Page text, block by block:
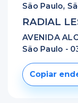
São Paulo,
RADIAL
AVENIDA
São Paulo -
Copiar